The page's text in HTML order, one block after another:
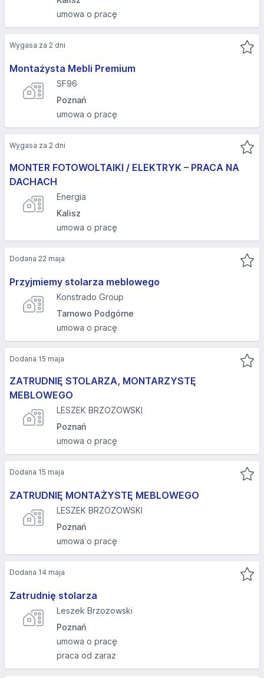
umowa o pracę
Montażysta Mebli Premium
SF96
Poznań
umowa o pracę
Wygasa za 2 dni
MONTER FOTOWOLTAIKI / ELEKTRYK – PRACA NA
DACHACH
Energia
Kalisz
umowa o pracę
Wygasa za 2 dni
Przyjmiemy stolarza meblowego
Konstrado Group
Tarnowo Podgórne
umowa o pracę
Dodana 22 maja
ZATRUDNIĘ STOLARZA, MONTARZYSTĘ
MEBLOWEGO
LESZEK BRZOZOWSKI
Poznań
umowa o pracę
Dodana 15 maja
ZATRUDNIĘ MONTAŻYSTĘ MEBLOWEGO
LESZEK BRZOZOWSKI
Poznań
umowa o pracę
Dodana 15 maja
Zatrudnię stolarza
Leszek Brzozowski
Poznań
umowa o pracę
praca od zaraz
Dodana 14 maja